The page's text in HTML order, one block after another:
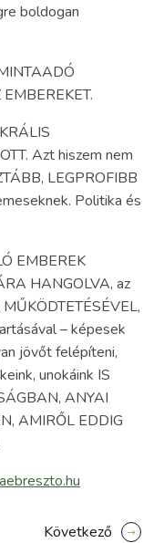
boldogan
Azt hiszem nem
LEGPROFIBB
Politika és
EMBEREK
HANGOLVA, az
– képesek
jövőt felépíteni,
unokáink IS
ANYAI
AMIRŐL EDDIG
Következő